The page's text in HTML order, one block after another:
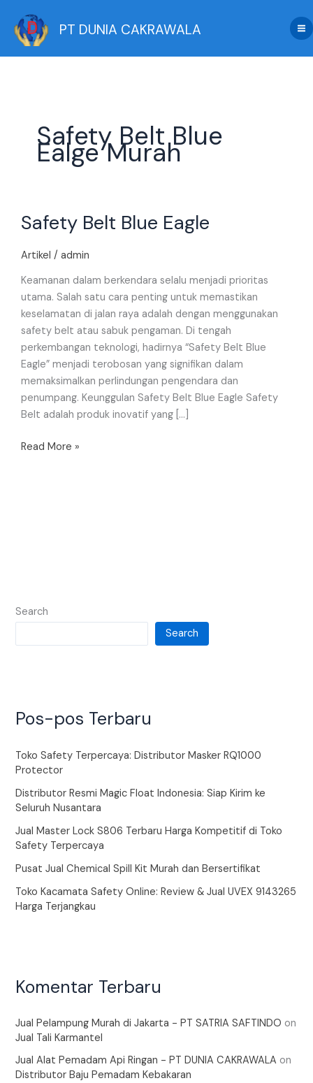
content
PT DUNIA CAKRAWALA
Safety Belt Blue
Ealge Murah
Safety Belt Blue Eagle
Artikel / admin
Keamanan dalam berkendara selalu menjadi prioritas
utama. Salah satu cara penting untuk memastikan
keselamatan di jalan raya adalah dengan menggunakan
safety belt atau sabuk pengaman. Di tengah
perkembangan teknologi, hadirnya “Safety Belt Blue
Eagle” menjadi terobosan yang signifikan dalam
memaksimalkan perlindungan pengendara dan
penumpang. Keunggulan Safety Belt Blue Eagle Safety
Belt adalah produk inovatif yang […]
Belt
Eagle
Read More »
Search
Search
Pos-pos Terbaru
Toko Safety Terpercaya: Distributor Masker RQ1000
Protector
Distributor Resmi Magic Float Indonesia: Siap Kirim ke
Seluruh Nusantara
Jual Master Lock S806 Terbaru Harga Kompetitif di Toko
Safety Terpercaya
Pusat Jual Chemical Spill Kit Murah dan Bersertifikat
Toko Kacamata Safety Online: Review & Jual UVEX 9143265
Harga Terjangkau
Komentar Terbaru
Jual Pelampung Murah di Jakarta - PT SATRIA SAFTINDO on
Jual Tali Karmantel
Jual Alat Pemadam Api Ringan - PT DUNIA CAKRAWALA on
Distributor Baju Pemadam Kebakaran